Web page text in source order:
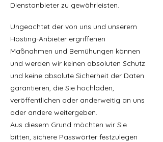
Dienstanbieter zu gewährleisten.
Ungeachtet der von uns und unserem
Hosting-Anbieter ergriffenen
Maßnahmen und Bemühungen können
und werden wir keinen absoluten Schutz
und keine absolute Sicherheit der Daten
garantieren, die Sie hochladen,
veröffentlichen oder anderweitig an uns
oder andere weitergeben.
Aus diesem Grund möchten wir Sie
bitten, sichere Passwörter festzulegen